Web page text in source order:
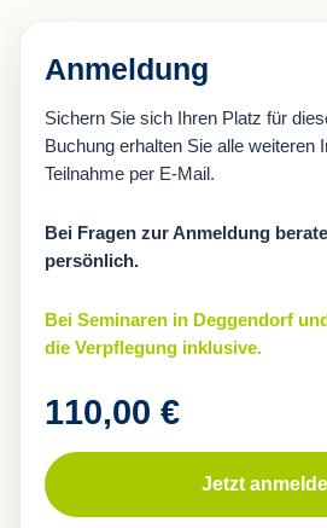
Anmeldung
Sichern Sie sich Ihren Platz für
Buchung erhalten Sie alle weiteren
Teilnahme per E-Mail.
Bei Fragen zur Anmeldung
persönlich.
Bei Seminaren in Deggendorf
die Verpflegung inklusive.
110,00 €
Jetzt